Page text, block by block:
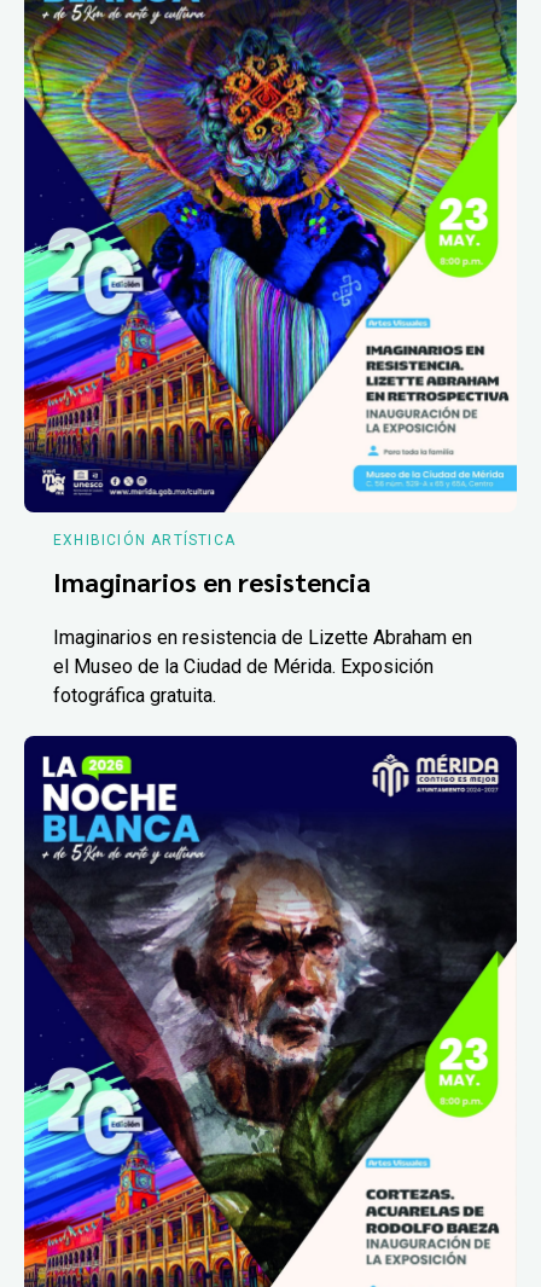
EXHIBICIÓN ARTÍSTICA
Imaginarios en resistencia
Imaginarios en resistencia de Lizette Abraham en
el Museo de la Ciudad de Mérida. Exposición
fotográfica gratuita.